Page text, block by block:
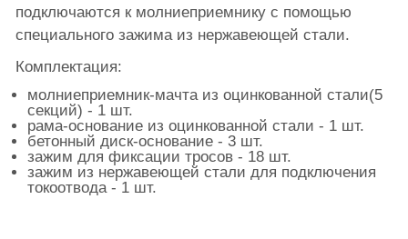
подключаются к молниеприемнику с помощью
специального зажима из нержавеющей стали.
Комплектация:
молниеприемник-мачта из оцинкованной стали(5
секций) - 1 шт.
рама-основание из оцинкованной стали - 1 шт.
бетонный диск-основание - 3 шт.
зажим для фиксации тросов - 18 шт.
зажим из нержавеющей стали для подключения
токоотвода - 1 шт.